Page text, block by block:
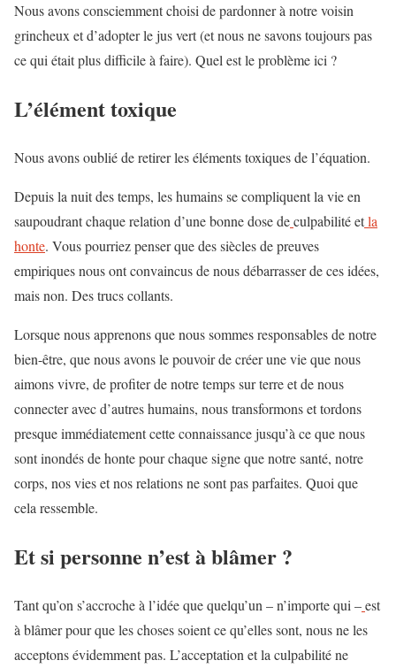
Nous avons consciemment choisi de pardonner à notre voisin
grincheux et d’adopter le jus vert (et nous ne savons toujours pas
ce qui était plus difficile à faire). Quel est le problème ici ?
L’élément toxique
Nous avons oublié de retirer les éléments toxiques de l’équation.
Depuis la nuit des temps, les humains se compliquent la vie en
saupoudrant chaque relation d’une bonne dose deculpabilité etla
honte. Vous pourriez penser que des siècles de preuves
empiriques nous ont convaincus de nous débarrasser de ces idées,
mais non. Des trucs collants.
Lorsque nous apprenons que nous sommes responsables de notre
bien-être, que nous avons le pouvoir de créer une vie que nous
aimons vivre, de profiter de notre temps sur terre et de nous
connecter avec d’autres humains, nous transformons et tordons
presque immédiatement cette connaissance jusqu’à ce que nous
sont inondés de honte pour chaque signe que notre santé, notre
corps, nos vies et nos relations ne sont pas parfaites. Quoi que
cela ressemble.
Et si personne n’est à blâmer ?
Tant qu’on s’accroche à l’idée que quelqu’un – n’importe qui –est
à blâmer pour que les choses soient ce qu’elles sont, nous ne les
acceptons évidemment pas. L’acceptation et la culpabilité ne